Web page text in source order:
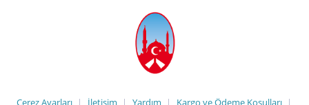
Çerez Ayarları İletişim Yardım Kargo ve Ödeme Koşulları